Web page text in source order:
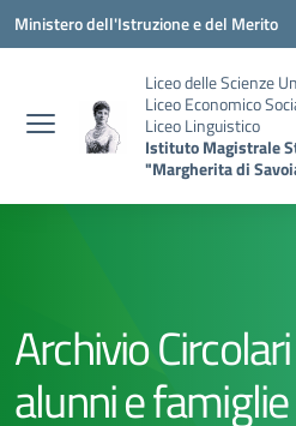
Vai ai contenuti
Vai al menu di navigazione
Vai al footer
Ministero dell'Istruzione e del Merito
Liceo delle Scienze
Liceo Economico
Liceo Linguistico
Istituto Magistrale
"Margherita di
Archivio
alunni e famiglie